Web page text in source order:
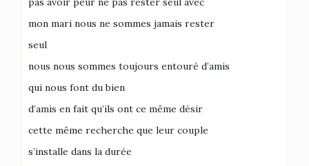
mon mari nous ne sommes jamais rester
seul
nous nous sommes toujours entouré d’amis
qui nous font du bien
d’amis en fait qu’ils ont ce même désir
cette même recherche que leur couple
s’installe dans la durée